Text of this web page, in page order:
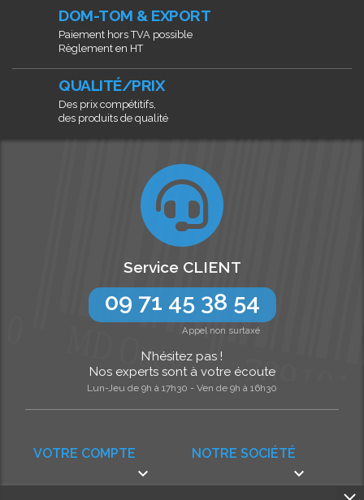
DOM-TOM & EXPORT
Paiement hors TVA possible
Règlement en HT
QUALITÉ/PRIX
Des prix compétitifs,
des produits de qualité
NOTRE SOCIÉTÉ

VOTRE COMPTE

Service CLIENT
09 71 45 38 54
Appel non surtaxé
N’hésitez pas !
Nos experts sont à votre écoute
Lun-Jeu de 9h à 17h30 - Ven de 9h à 16h30